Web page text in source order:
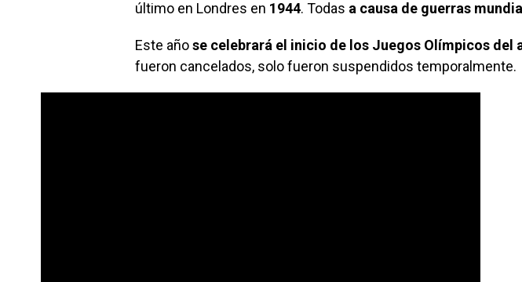
último en Londres en 1944. Todas a causa de guerras
Este añose celebrará el inicio de los Juegos Olímpicos del
fueron cancelados, solo fueron suspendidos temporalmente.